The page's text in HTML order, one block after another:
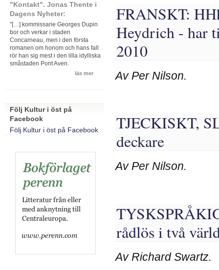
FRANSKT:
Heydrich - har
2010
Av Per Nilson.
TJECKISKT,
deckare
Av Per Nilson.
rådlös i två
Av Richard Swartz.
"Kontakt". Jonas Thente i
Dagens Nyheter:
"[…] kommissarie Georges Dupin
bor och verkar i staden
Concarneau, men i den första
romanen om honom och hans fall
rör han sig mest i den lilla idylliska
småstaden Pont Aven.
läs mer
Följ Kultur i öst på
Facebook
Följ Kultur i öst på Facebook